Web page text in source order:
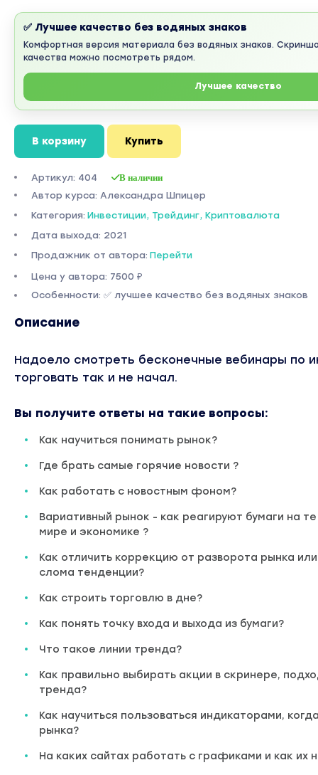
✅ Лучшее качество без водяных знаков
Комфортная версия материала без водяных знаков.
качества можно посмотреть рядом.
Лучшее качество
В корзину Купить
Артикул: 404 В наличии
Автор курса: Александра Шпицер
Категория: Инвестиции, Трейдинг, Криптовалюта
Дата выхода: 2021
Продажник от автора: Перейти
Цена у автора: 7500 ₽
Особенности: ✅ лучшее качество без водяных знаков
Описание
Надоело смотреть бесконечные вебинары по
торговать так и не начал.
Вы получите ответы на такие вопросы:
Как научиться понимать рынок?
Где брать самые горячие новости ?
Как работать с новостным фоном?
Вариативный рынок - как реагируют бумаги на
мире и экономике ?
Как отличить коррекцию от разворота рынка
слома тенденции?
Как строить торговлю в дне?
Как понять точку входа и выхода из бумаги?
Что такое линии тренда?
Как правильно выбирать акции в скринере,
тренда?
Как научиться пользоваться индикаторами,
рынка?
На каких сайтах работать с графиками и как их